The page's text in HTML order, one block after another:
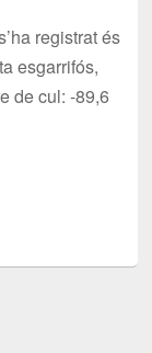
registrat és
esgarrifós,
de cul: -89,6